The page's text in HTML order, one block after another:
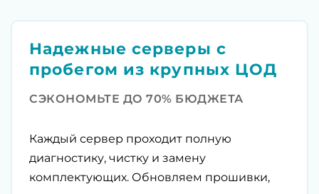
Надежные серверы с
пробегом из крупных ЦОД
СЭКОНОМЬТЕ ДО 70% БЮДЖЕТА
Каждый сервер проходит полную
диагностику, чистку и замену
комплектующих. Обновляем прошивки,